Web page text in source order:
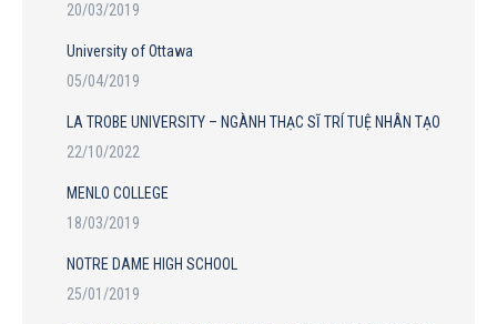
20/03/2019
University of Ottawa
05/04/2019
LA TROBE UNIVERSITY – NGÀNH THẠC SĨ TRÍ TUỆ NHÂN TẠO
22/10/2022
MENLO COLLEGE
18/03/2019
NOTRE DAME HIGH SCHOOL
25/01/2019